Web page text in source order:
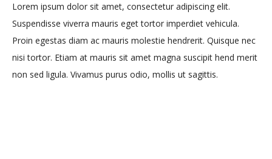
Lorem ipsum dolor sit amet, consectetur adipiscing elit.
Suspendisse viverra mauris eget tortor imperdiet vehicula.
Proin egestas diam ac mauris molestie hendrerit. Quisque nec
nisi tortor. Etiam at mauris sit amet magna suscipit hend merit
non sed ligula. Vivamus purus odio, mollis ut sagittis.